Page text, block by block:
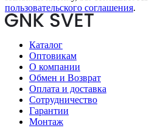
пользовательского соглашения.
Каталог
Оптовикам
О компании
Обмен и Возврат
Оплата и доставка
Сотрудничество
Гарантии
Монтаж